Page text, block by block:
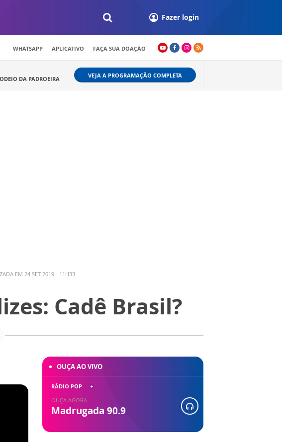
Fazer login
WHATSAPP APLICATIVO FAÇA SUA DOAÇÃO
DA PADROEIRA VEJA A PROGRAMAÇÃO COMPLETA
EM 24 SET 2019 - 11H33
Cadê Brasil?
OUÇA AO VIVO
RÁDIO POP
OUÇA AGORA
Madrugada 90.9